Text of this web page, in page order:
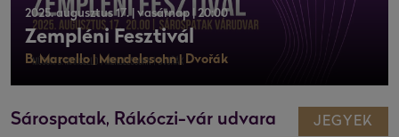
2025. augusztus 17. | vasárnap | 20:00
Zempléni Fesztivál
B. Marcello | Mendelssohn | Dvořák
Sárospatak, Rákóczi-vár udvara JEGYEK